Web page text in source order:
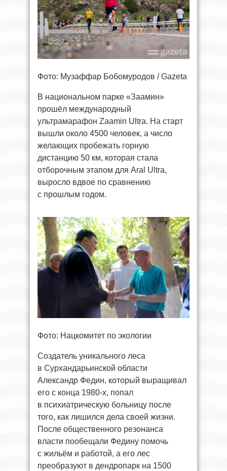
Фото: Музаффар Бобомуродов / Gazeta
В национальном парке «Заамин»
прошёл международный
ультрамарафон Zaamin Ultra. На старт
вышли около 4500 человек, а число
желающих пробежать горную
дистанцию 50 км, которая стала
отборочным этапом для Aral Ultra,
выросло вдвое по сравнению
с прошлым годом.
Фото: Нацкомитет по экологии
Создатель уникального леса
в Сурхандарьинской области
Александр Федин, который выращивал
его с конца 1980-х, попал
в психиатрическую больницу после
того, как лишился дела своей жизни.
После общественного резонанса
власти пообещали Федину помочь
с жильём и работой, а его лес
преобразуют в дендропарк на 1500